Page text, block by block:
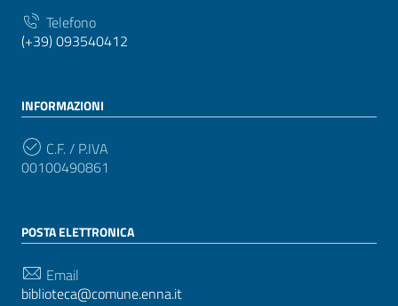
Telefono
(+39) 093540412
INFORMAZIONI
C.F. / P.IVA
00100490861
POSTA ELETTRONICA
Email
biblioteca@comune.enna.it